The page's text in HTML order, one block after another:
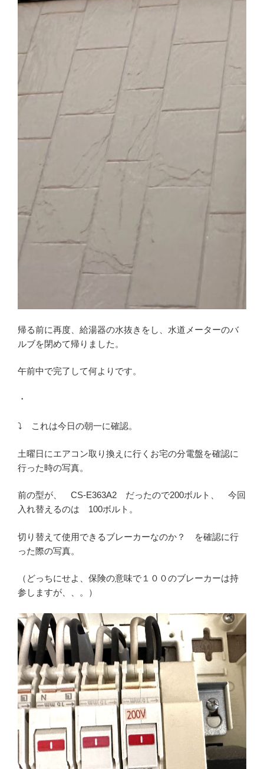
帰る前に再度、給湯器の水抜きをし、水道メーターのバ
ルブを閉めて帰りました。
午前中で完了して何よりです。
・
⤵ これは今日の朝一に確認。
土曜日にエアコン取り換えに行くお宅の分電盤を確認に
行った時の写真。
前の型が、 CS-E363A2 だったので200ボルト、 今回
入れ替えるのは 100ボルト。
切り替えて使用できるブレーカーなのか？ を確認に行
った際の写真。
（どっちにせよ、保険の意味で１００のブレーカーは持
参しますが、、。）